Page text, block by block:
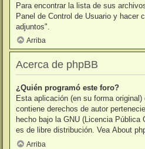
Para encontrar la lista de sus
Panel de Control de Usuario y hacer
adjuntos".
Arriba
Acerca de phpBB
¿Quién programó este foro?
Esta aplicación (en su forma
contiene derechos de autor
hecho bajo la GNU (Licencia Pública
es de libre distribución. Vea About
Arriba